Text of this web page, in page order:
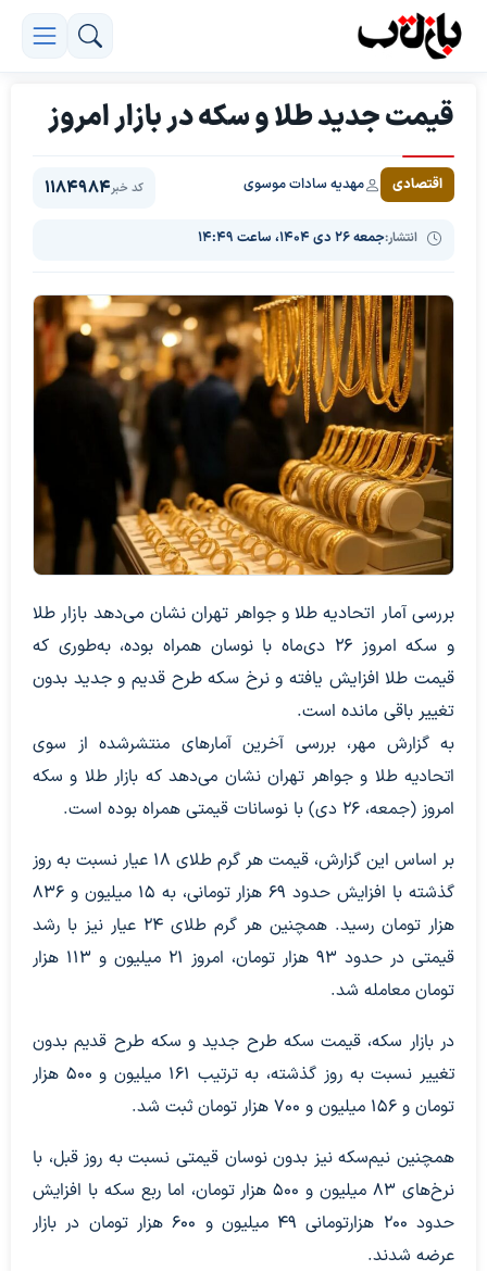
قیمت جدید طلا و سکه در بازار امروز
اقتصادی مهدیه سادات موسوی
انتشار:جمعه ۲۶ دی ۱۴۰۴، ساعت ۱۴:۴۹
کد خبر1184984
بررسی آمار اتحادیه طلا و جواهر تهران نشان می‌دهد بازار طلا
و سکه امروز ۲۶ دی‌ماه با نوسان همراه بوده، به‌طوری که
قیمت طلا افزایش یافته و نرخ سکه طرح قدیم و جدید بدون
تغییر باقی مانده است.
به گزارش مهر، بررسی آخرین آمارهای منتشرشده از سوی
اتحادیه طلا و جواهر تهران نشان می‌دهد که بازار طلا و سکه
امروز (جمعه، ۲۶ دی‌) با نوسانات قیمتی همراه بوده است.
بر اساس این گزارش، قیمت هر گرم طلای ۱۸ عیار نسبت به روز
گذشته با افزایش حدود ۶۹ هزار تومانی، به ۱۵ میلیون و ۸۳۶
هزار تومان رسید. همچنین هر گرم طلای ۲۴ عیار نیز با رشد
قیمتی در حدود ۹۳ هزار تومان، امروز ۲۱ میلیون و ۱۱۳ هزار
تومان معامله شد.
در بازار سکه، قیمت سکه طرح جدید و سکه طرح قدیم بدون
تغییر نسبت به روز گذشته، به ترتیب ۱۶۱ میلیون و ۵۰۰ هزار
تومان و ۱۵۶ میلیون و ۷۰۰ هزار تومان ثبت شد.
همچنین نیم‌سکه نیز بدون نوسان قیمتی نسبت به روز قبل، با
نرخ‌های ۸۳ میلیون و ۵۰۰ هزار تومان، اما ربع سکه با افزایش
حدود ۲۰۰ هزارتومانی ۴۹ میلیون و ۶۰۰ هزار تومان در بازار
عرضه شدند.